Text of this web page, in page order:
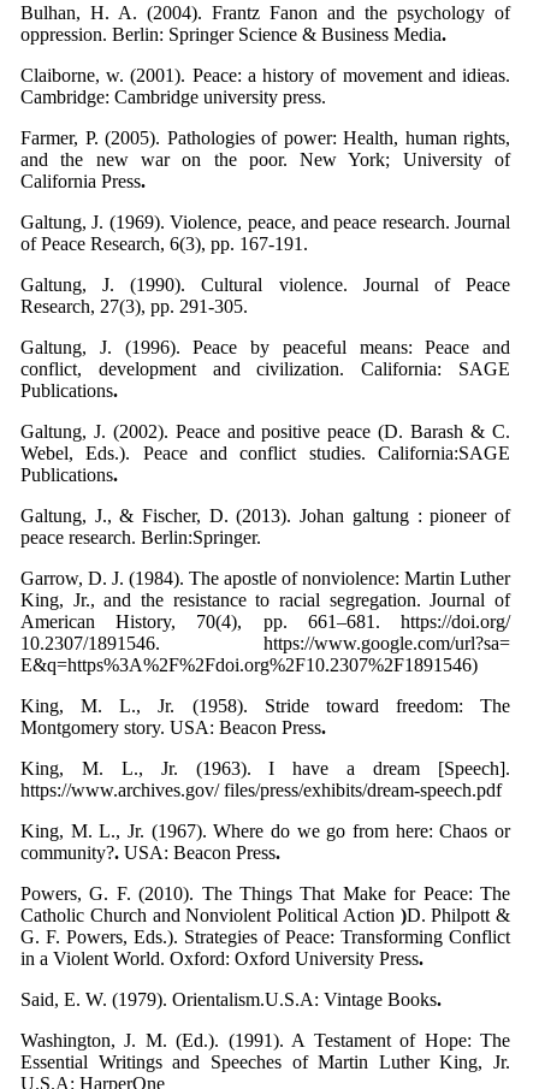
Bulhan, H. A. (2004). Frantz Fanon and the psychology of
oppression. Berlin: Springer Science & Business Media.
Claiborne, w. (2001). Peace: a history of movement and idieas.
Cambridge: Cambridge university press.
Farmer, P. (2005). Pathologies of power: Health, human rights,
and the new war on the poor. New York; University of
California Press.
Galtung, J. (1969). Violence, peace, and peace research. Journal
of Peace Research, 6(3), pp. 167-191.
Galtung, J. (1990). Cultural violence. Journal of Peace
Research, 27(3), pp. 291-305.
Galtung, J. (1996). Peace by peaceful means: Peace and
conflict, development and civilization. California: SAGE
Publications.
Galtung, J. (2002). Peace and positive peace (D. Barash & C.
Webel, Eds.). Peace and conflict studies. California:SAGE
Publications.
Galtung, J., & Fischer, D. (2013). Johan galtung : pioneer of
peace research. Berlin:Springer.
Garrow, D. J. (1984). The apostle of nonviolence: Martin Luther
King, Jr., and the resistance to racial segregation. Journal of
American History, 70(4), pp. 661–681. https://doi.org/
10.2307/1891546. https://www.google.com/url?sa=
E&q=https%3A%2F%2Fdoi.org%2F10.2307%2F1891546)
King, M. L., Jr. (1958). Stride toward freedom: The
Montgomery story. USA: Beacon Press.
King, M. L., Jr. (1963). I have a dream [Speech].
https://www.archives.gov/ files/press/exhibits/dream-speech.pdf
King, M. L., Jr. (1967). Where do we go from here: Chaos or
community?. USA: Beacon Press.
Powers, G. F. (2010). The Things That Make for Peace: The
Catholic Church and Nonviolent Political Action )D. Philpott &
G. F. Powers, Eds.). Strategies of Peace: Transforming Conflict
in a Violent World. Oxford: Oxford University Press.
Said, E. W. (1979). Orientalism.U.S.A: Vintage Books.
Washington, J. M. (Ed.). (1991). A Testament of Hope: The
Essential Writings and Speeches of Martin Luther King, Jr.
U.S.A: HarperOne